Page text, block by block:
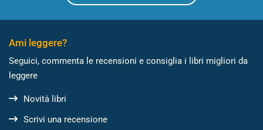
Ami leggere?
Seguici, commenta le recensioni e consiglia i libri migliori da
leggere
Novità libri
Scrivi una recensione